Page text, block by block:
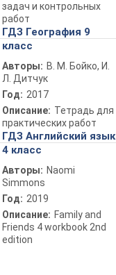
задач и контрольных
работ
ГДЗ География 9
класс
Авторы: В. М. Бойко, И.
Л. Дитчук
Год: 2017
Описание: Тетрадь для
практических работ
ГДЗ Английский язык
4 класс
Авторы: Naomi
Simmons
Год: 2019
Описание: Family and
Friends 4 workbook 2nd
edition